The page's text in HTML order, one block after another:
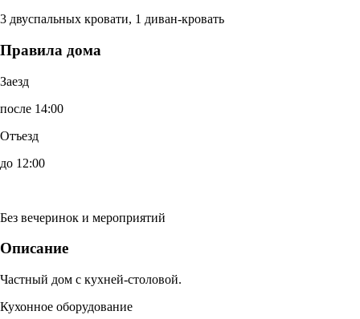
3 двуспальных кровати, 1 диван-кровать
Правила дома
Заезд
после 14:00
Отъезд
до 12:00
Без вечеринок и мероприятий
Описание
Частный дом с кухней-столовой.
Кухонное оборудование